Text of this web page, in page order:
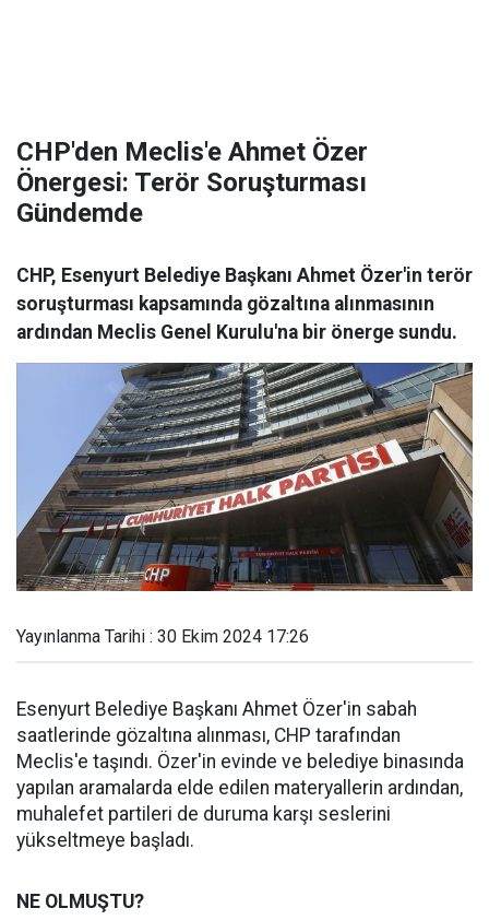
CHP'den Meclis'e Ahmet Özer
Önergesi: Terör Soruşturması
Gündemde
CHP, Esenyurt Belediye Başkanı Ahmet Özer'in terör
soruşturması kapsamında gözaltına alınmasının
ardından Meclis Genel Kurulu'na bir önerge sundu.
Yayınlanma Tarihi : 30 Ekim 2024 17:26
Esenyurt Belediye Başkanı Ahmet Özer'in sabah
saatlerinde gözaltına alınması, CHP tarafından
Meclis'e taşındı. Özer'in evinde ve belediye binasında
yapılan aramalarda elde edilen materyallerin ardından,
muhalefet partileri de duruma karşı seslerini
yükseltmeye başladı.
NE OLMUŞTU?